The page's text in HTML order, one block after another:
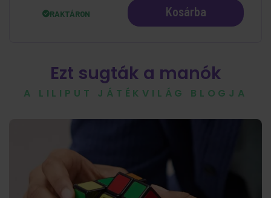
RAKTÁRON Kosárba
Ezt sugták a manók
A LILIPUT JÁTÉKVILÁG BLOGJA